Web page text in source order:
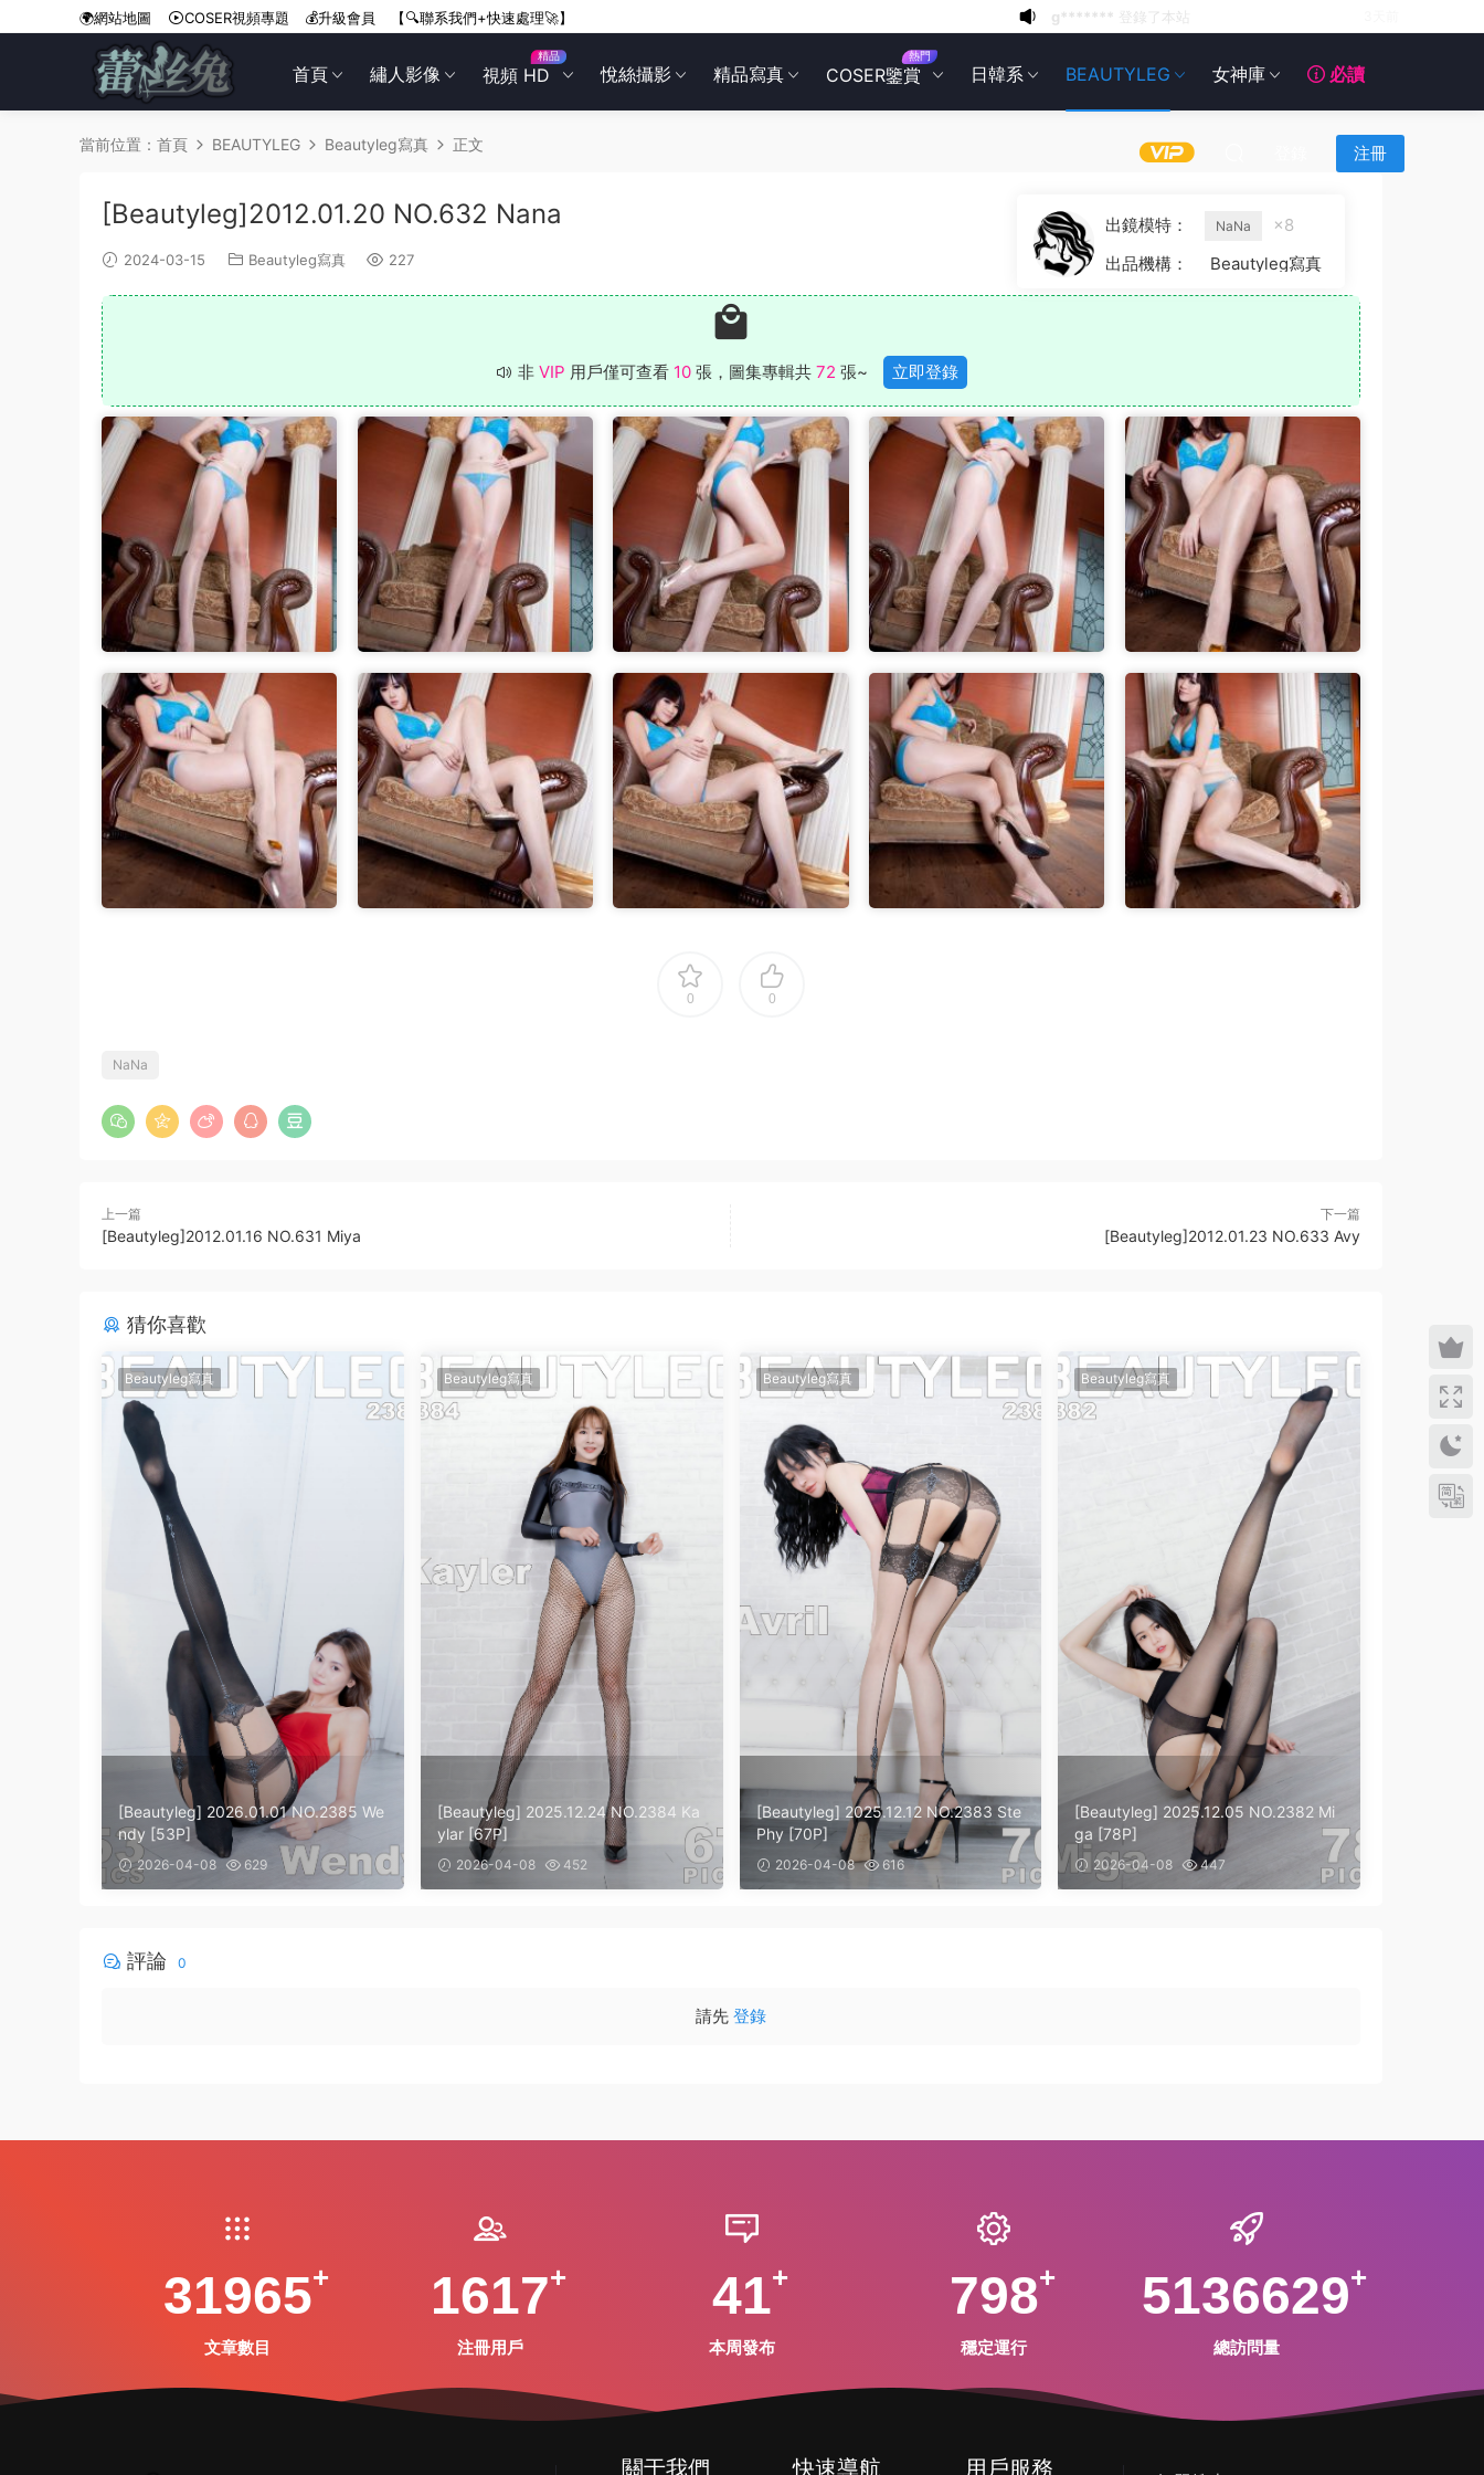
首頁 繡人影像 視頻 HD
精品
悅絲攝影 精品寫真 COSER鑒賞
熱門
日韓系 BEAUTYLEG 女神庫 必讀
注冊
🌍網站地圖 COSER視頻專題 💰升級會員 【🔍聯系我們+快速處理🚀】 g******* 登錄了本站
6******* 3天前
6******* 3天前
3天前
6*******
6*******
g*******
當前位置： 首頁 BEAUTYLEG Beautyleg寫真 正文
[Beautyleg]2012.01.20 NO.632 Nana
2024-03-15 Beautyleg寫真 227
出鏡模特： NaNa
×8
出品機構：
Beautyleg寫真
非 VIP 用戶僅可查看 10張，圖集專輯共 72 張~ 立即登錄
0 0
NaNa
上一篇
[Beautyleg]2012.01.16 NO.631 Miya
下一篇
[Beautyleg]2012.01.23 NO.633 Avy
猜你喜歡
Beautyleg寫真
[Beautyleg] 2026.01.01 NO.2385 We
ndy [53P]
2026-04-08 629
Beautyleg寫真
[Beautyleg] 2025.12.24 NO.2384 Ka
ylar [67P]
2026-04-08 452
Beautyleg寫真
[Beautyleg] 2025.12.12 NO.2383 Ste
Phy [70P]
2026-04-08 616
Beautyleg寫真
[Beautyleg] 2025.12.05 NO.2382 Mi
ga [78P]
2026-04-08 447
評論 0
請先 登錄
31965
文章數目
1617
注冊用戶
41
本周發布
798
穩定運行
5136629
總訪問量
關于我們 快速導航 用戶服務